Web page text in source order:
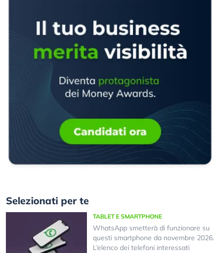
Selezionati per te
TABLET E SMARTPHONE
WhatsApp smetterà di funzionare su
questi smartphone da novembre 2026.
L’elenco dei telefoni interessati